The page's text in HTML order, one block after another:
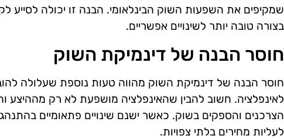
שמקיפים את השפעות השוק הבינלאומי. הבנה זו יכולה לסייע
בצורה טובה יותר לשינויים אפשריים.
חוסר הבנה של דינמיקת השוק
חוסר הבנה של דינמיקת השוק מהווה טעות נוספת שעלולה
לאינפלציה. חשוב להבין שהאינפלציה מושפעת לא רק מההיצע
הצרכנים והספקים בשוק. כאשר ישנם שינויים פתאומיים
לעליות מחירים בלתי צפויות.